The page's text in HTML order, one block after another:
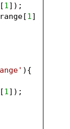
[1]);
[1]
){
[1]);